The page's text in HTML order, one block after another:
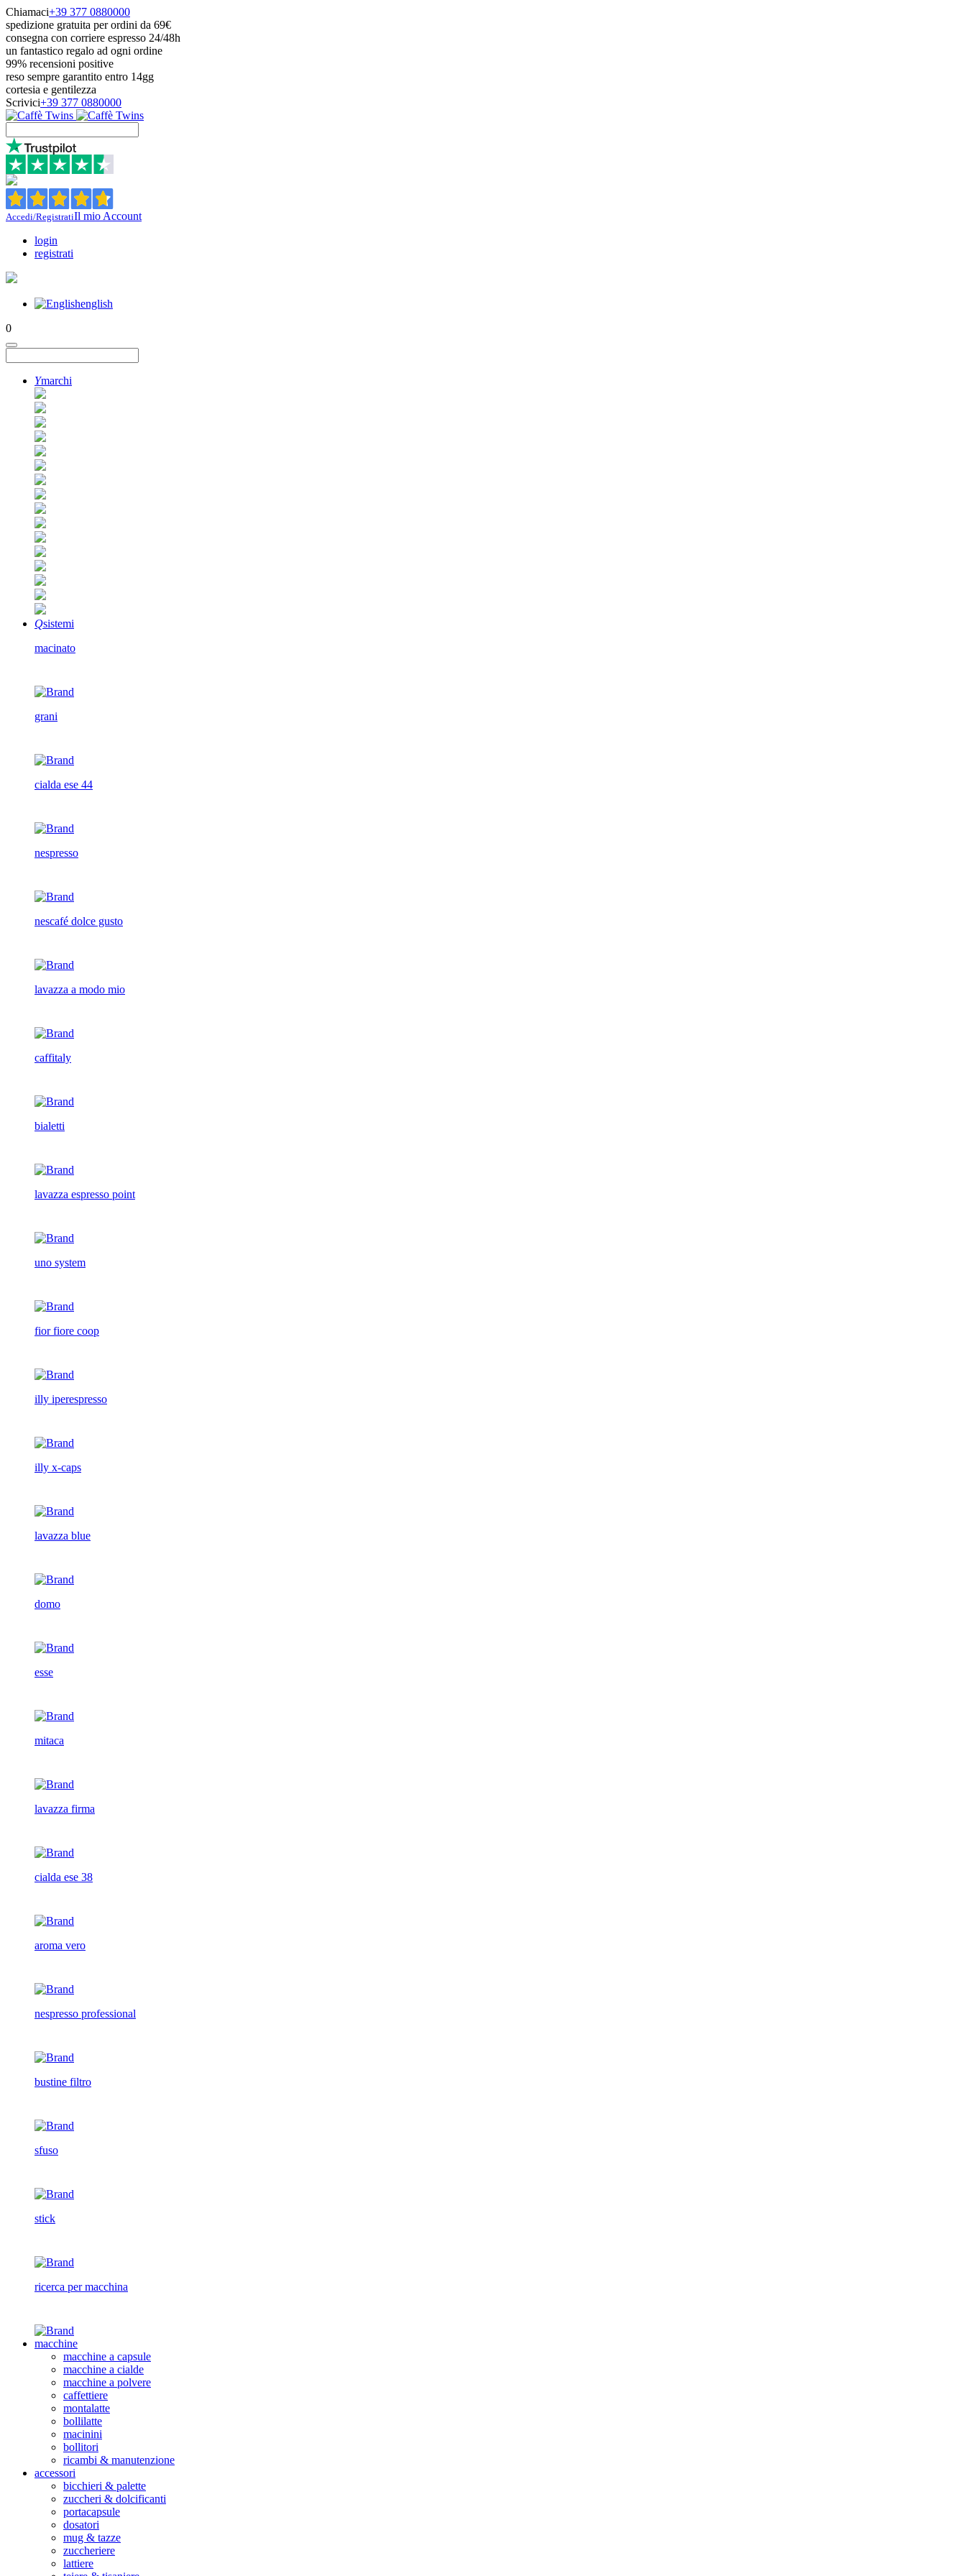
Chiamaci+39 377 0880000
spedizione gratuita per ordini da 69€
consegna con corriere espresso 24/48h
un fantastico regalo ad ogni ordine
99% recensioni positive
reso sempre garantito entro 14gg
cortesia e gentilezza
Scrivici+39 377 0880000
Accedi/RegistratiIl mio Account
login
registrati
english
0
Ymarchi
Qsistemi
macinato
grani
cialda ese 44
nespresso
nescafé dolce gusto
lavazza a modo mio
caffitaly
bialetti
lavazza espresso point
uno system
fior fiore coop
illy iperespresso
illy x-caps
lavazza blue
domo
esse
mitaca
lavazza firma
cialda ese 38
aroma vero
nespresso professional
bustine filtro
sfuso
stick
ricerca per macchina
macchine
macchine a capsule
macchine a cialde
macchine a polvere
caffettiere
montalatte
bollilatte
macinini
bollitori
ricambi & manutenzione
accessori
bicchieri & palette
zuccheri & dolcificanti
portacapsule
dosatori
mug & tazze
zuccheriere
lattiere